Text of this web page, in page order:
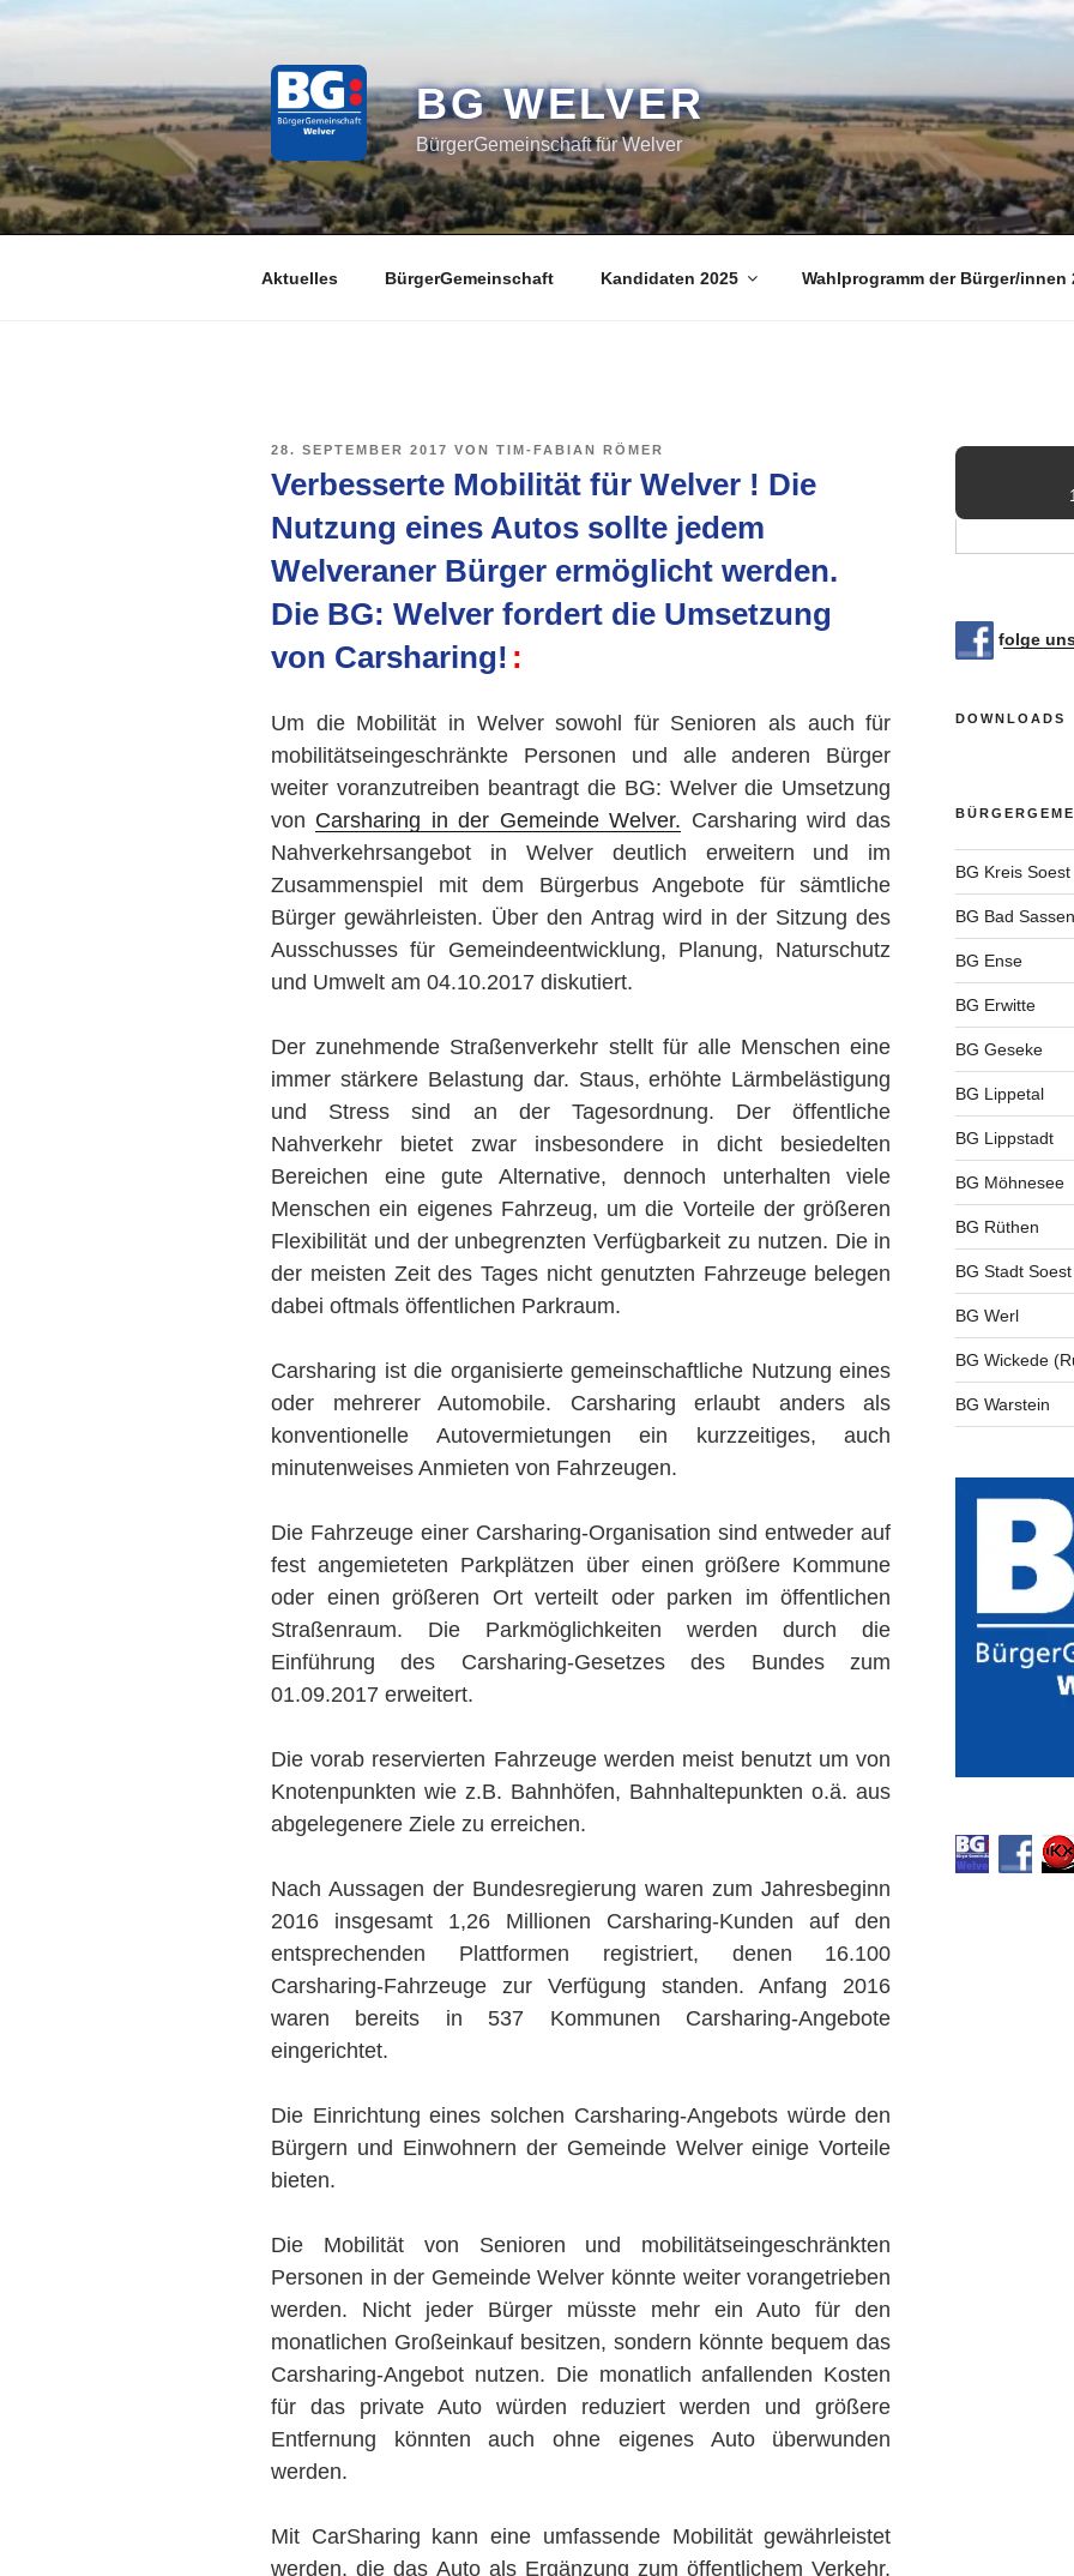
Zum
springen
BG WELVER
BürgerGemeinschaft für Welver
Aktuelles BürgerGemeinschaft Kandidaten 2025 Wahlprogramm der Bürger/innen
VERÖFFENTLICHT
28. SEPTEMBER 2017 VON TIM-FABIAN RÖMER
Verbesserte Mobilität für Welver ! Die
Nutzung eines Autos sollte jedem
Welveraner Bürger ermöglicht werden.
Die BG: Welver fordert die Umsetzung
von Carsharing!
Um die Mobilität in Welver sowohl für Senioren als auch für
mobilitätseingeschränkte Personen und alle anderen Bürger
weiter voranzutreiben beantragt die BG: Welver die Umsetzung
von Carsharing in der Gemeinde Welver. Carsharing wird das
Nahverkehrsangebot in Welver deutlich erweitern und im
Zusammenspiel mit dem Bürgerbus Angebote für sämtliche
Bürger gewährleisten. Über den Antrag wird in der Sitzung des
Ausschusses für Gemeindeentwicklung, Planung, Naturschutz
und Umwelt am 04.10.2017 diskutiert.
Der zunehmende Straßenverkehr stellt für alle Menschen eine
immer stärkere Belastung dar. Staus, erhöhte Lärmbelästigung
und Stress sind an der Tagesordnung. Der öffentliche
Nahverkehr bietet zwar insbesondere in dicht besiedelten
Bereichen eine gute Alternative, dennoch unterhalten viele
Menschen ein eigenes Fahrzeug, um die Vorteile der größeren
Flexibilität und der unbegrenzten Verfügbarkeit zu nutzen. Die in
der meisten Zeit des Tages nicht genutzten Fahrzeuge belegen
dabei oftmals öffentlichen Parkraum.
Carsharing ist die organisierte gemeinschaftliche Nutzung eines
oder mehrerer Automobile. Carsharing erlaubt anders als
konventionelle Autovermietungen ein kurzzeitiges, auch
minutenweises Anmieten von Fahrzeugen.
Die Fahrzeuge einer Carsharing-Organisation sind entweder auf
fest angemieteten Parkplätzen über einen größere Kommune
oder einen größeren Ort verteilt oder parken im öffentlichen
Straßenraum. Die Parkmöglichkeiten werden durch die
Einführung des Carsharing-Gesetzes des Bundes zum
01.09.2017 erweitert.
Die vorab reservierten Fahrzeuge werden meist benutzt um von
Knotenpunkten wie z.B. Bahnhöfen, Bahnhaltepunkten o.ä. aus
abgelegenere Ziele zu erreichen.
Nach Aussagen der Bundesregierung waren zum Jahresbeginn
2016 insgesamt 1,26 Millionen Carsharing-Kunden auf den
entsprechenden Plattformen registriert, denen 16.100
Carsharing-Fahrzeuge zur Verfügung standen. Anfang 2016
waren bereits in 537 Kommunen Carsharing-Angebote
eingerichtet.
Die Einrichtung eines solchen Carsharing-Angebots würde den
Bürgern und Einwohnern der Gemeinde Welver einige Vorteile
bieten.
Die Mobilität von Senioren und mobilitätseingeschränkten
Personen in der Gemeinde Welver könnte weiter vorangetrieben
werden. Nicht jeder Bürger müsste mehr ein Auto für den
monatlichen Großeinkauf besitzen, sondern könnte bequem das
Carsharing-Angebot nutzen. Die monatlich anfallenden Kosten
für das private Auto würden reduziert werden und größere
Entfernung könnten auch ohne eigenes Auto überwunden
werden.
Mit CarSharing kann eine umfassende Mobilität gewährleistet
werden, die das Auto als Ergänzung zum öffentlichem Verkehr,
folge
DOWNLOADS
BG Kreis Soest
BG Bad
BG Ense
BG Erwitte
BG Geseke
BG Lippetal
BG Lippstadt
BG Möhnesee
BG Rüthen
BG Stadt Soest
BG Werl
BG Wickede
BG Warstein